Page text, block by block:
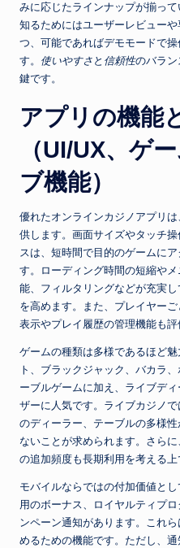
みに応じたラインナップが揃っ
知るためにはユーザーレビュー
つ、可能であればデモモードで
す。 使いやすさ と 信頼性のバラ
鍵です。
アプリの機能
（UI/UX、ゲ
ブ機能）
優れたオンラインカジノアプリ
供します。画面サイズやタッチ
スは、短時間で目的のゲームに
す。ローディング時間の短縮や
能、フィルタリングなどが充実
を高めます。また、プレイヤー
表示やプレイ履歴の管理機能も評
ゲームの種類は多様であるほど
ト、ブラックジャック、バカラ
ーブルゲームに加え、ライブデ
ザーに人気です。ライブカジノ
のディーラー、テーブルの多様
ないことが求められます。さら
の追加頻度も長期利用を考える上
モバイルならではの付加価値と
用のボーナス、ロイヤルティプ
ンペーン通知があります。これ
めるための機能です。ただし、